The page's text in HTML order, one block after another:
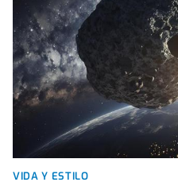
VIDA Y ESTILO